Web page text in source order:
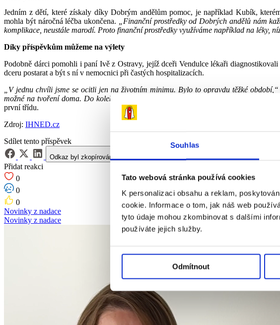
Souhlas
Tato webová stránka používá cookies
K personalizaci obsahu a reklam,
cookie. Informace o tom, jak náš web
tyto údaje mohou zkombinovat s dalšími
používáte jejich služby.
Odmítnout
Jedním z dětí, které získaly díky Dobrým andělům pomoc, je například Kubík,
mohla být náročná léčba ukončena.
„Finanční prostředky od Dobrých andělů nám
komplikace, neustále marodí. Proto finanční prostředky využíváme například na léky,
Díky příspěvkům můžeme na výlety
Podobně dárci pomohli i paní Ivě z Ostravy, jejíž dceři Vendulce lékaři
dceru postarat a být s ní v nemocnici při častých hospitalizacích.
„V jednu chvíli jsme se ocitli jen na životním minimu. Bylo to opravdu těžké období,“
možné na tvoření doma. Do kolektivu jsme nesměli, ale dcera je kreativně nadaná
první třídu.
Zdroj: IHNED.cz
Sdílet tento příspěvek
Odkaz byl zkopírován do schránky!
Přidat reakci
0
0
0
Novinky z nadace
Novinky z nadace